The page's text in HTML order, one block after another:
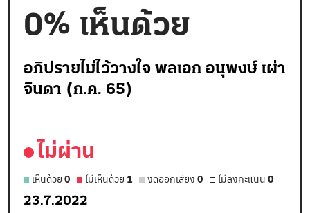
0% เห็นด้วย
อภิปรายไม่ไว้วางใจ พลเอก อนุพงษ์ เผ่า
จินดา (ก.ค. 65)
ไม่ผ่าน
เห็นด้วย 0 ไม่เห็นด้วย 1 งดออกเสียง 0 ไม่ลงคะแนน 0
23.7.2022